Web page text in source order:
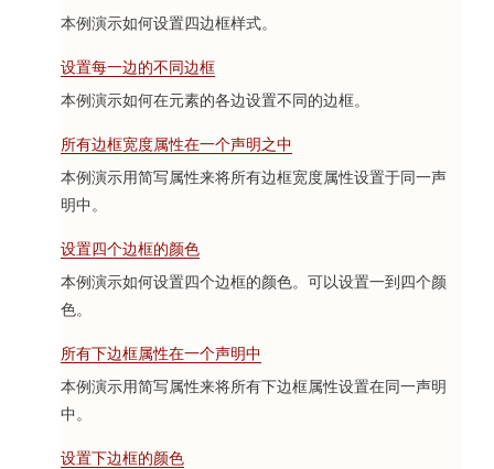
本例演示如何设置四边框样式。
设置每一边的不同边框
本例演示如何在元素的各边设置不同的边框。
所有边框宽度属性在一个声明之中
本例演示用简写属性来将所有边框宽度属性设置于同一声
明中。
设置四个边框的颜色
本例演示如何设置四个边框的颜色。可以设置一到四个颜
色。
所有下边框属性在一个声明中
本例演示用简写属性来将所有下边框属性设置在同一声明
中。
设置下边框的颜色